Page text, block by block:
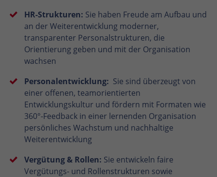
HR-Strukturen: Sie haben Freude am Aufbau und
an der Weiterentwicklung moderner,
transparenter Personalstrukturen, die
Orientierung geben und mit der Organisation
wachsen
Personalentwicklung: Sie sind überzeugt von
einer offenen, teamorientierten
Entwicklungskultur und fördern mit Formaten wie
360°-Feedback in einer lernenden Organisation
persönliches Wachstum und nachhaltige
Weiterentwicklung
Vergütung & Rollen: Sie entwickeln faire
Vergütungs- und Rollenstrukturen sowie